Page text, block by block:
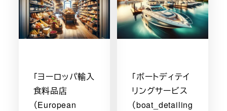
「ヨーロッパ輸入
食料品店
（European
「ボートディテイ
リングサービス
（boat_detailing